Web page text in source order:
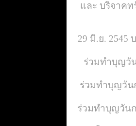
และ บริจาค
29 มิ.ย. 2545
ร่วมทำบุญวั
ร่วมทำบุญวั
ร่วมทำบุญวัน